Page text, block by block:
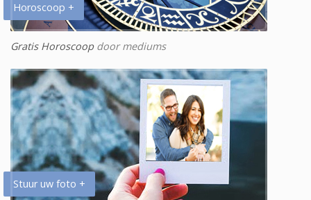
Horoscoop +
Gratis Horoscoopdoor mediums
Stuur uw foto +